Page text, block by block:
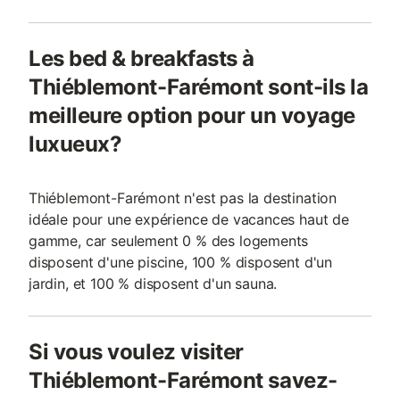
Les bed & breakfasts à
Thiéblemont-Farémont sont-ils la
meilleure option pour un voyage
luxueux?
Thiéblemont-Farémont n'est pas la destination
idéale pour une expérience de vacances haut de
gamme, car seulement 0 % des logements
disposent d'une piscine, 100 % disposent d'un
jardin, et 100 % disposent d'un sauna.
Si vous voulez visiter
Thiéblemont-Farémont savez-